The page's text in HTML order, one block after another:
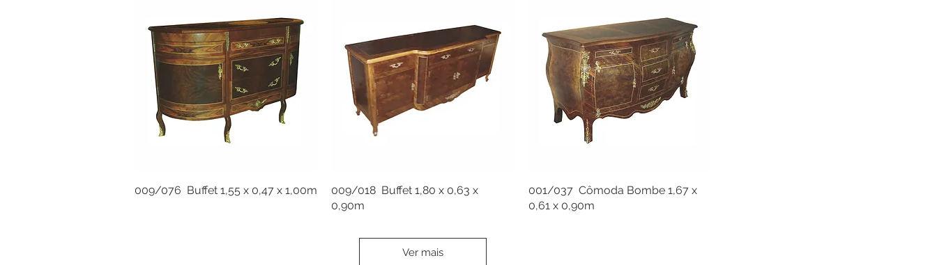
009/076 Buffet 1,55 x 0,47 x 1,00m
009/018 Buffet 1,80 x 0,63 x
0,90m
001/037 Cômoda Bombe 1,67 x
0,61 x 0,90m
Ver mais